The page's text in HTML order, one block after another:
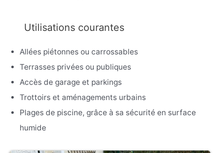
Utilisations courantes
Allées piétonnes ou carrossables
Terrasses privées ou publiques
Accès de garage et parkings
Trottoirs et aménagements urbains
Plages de piscine, grâce à sa sécurité en surface
humide